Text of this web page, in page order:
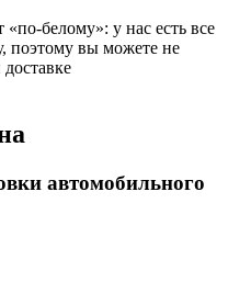
«по-белому»: у нас есть все
поэтому вы можете не
автомобильного